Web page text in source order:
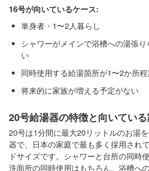
16号が向いているケース:
単身者・1〜2人暮らし
シャワーがメインで浴槽への湯張
い
同時使用する給湯箇所が1〜2か所
将来的に家族が増える予定がない
20号給湯器の特徴と向いてい
20号は1分間に最大20リットルのお湯
器で、日本の家庭で最も多く採用され
ドサイズです。シャワーと台所の同時
洗面所の同時使用はもちろん、浴槽へ